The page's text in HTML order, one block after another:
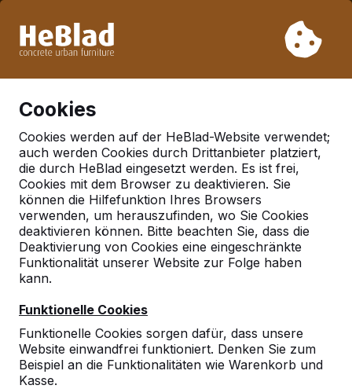
Woche 33 nicht. Bitte berücksichtigen Sie daher längere
Cookies
Cookies werden auf der HeBlad-Website verwendet;
auch werden Cookies durch Drittanbieter platziert,
die durch HeBlad eingesetzt werden. Es ist frei,
Cookies mit dem Browser zu deaktivieren. Sie
können die Hilfefunktion Ihres Browsers
verwenden, um herauszufinden, wo Sie Cookies
deaktivieren können. Bitte beachten Sie, dass die
Deaktivierung von Cookies eine eingeschränkte
Funktionalität unserer Website zur Folge haben
kann.
Funktionelle Cookies
Funktionelle Cookies sorgen dafür, dass unsere
Website einwandfrei funktioniert. Denken Sie zum
Beispiel an die Funktionalitäten wie Warenkorb und
Kasse.
Deutschland
Referenties in:Kreuzfeld
Geen reviews gevonden voor deze
locatie.